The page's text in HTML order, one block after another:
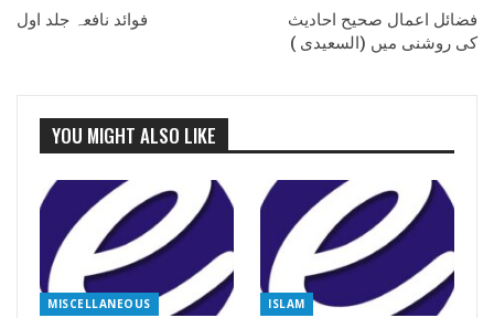
فوائد نافعہ جلد اول
فضائل اعمال صحیح احادیث
کی روشنی میں (السعیدی )
YOU MIGHT ALSO LIKE
MISCELLANEOUS ISLAM